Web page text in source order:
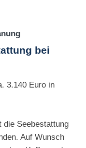
bei
3.140 Euro in
die Seebestattung
Auf Wunsch